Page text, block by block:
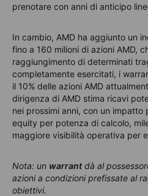
prenotare con anni di anticipo
In cambio, AMD ha aggiunto un
fino a 160 milioni di azioni AMD,
raggiungimento di determinati
completamente esercitati, i
il 10% delle azioni AMD
dirigenza di AMD stima ricavi
nei prossimi anni, con un impatto
equity per potenza di calcolo,
maggiore visibilità operativa per
Nota: un warrantdà al
azioni a condizioni prefissate al
obiettivi.